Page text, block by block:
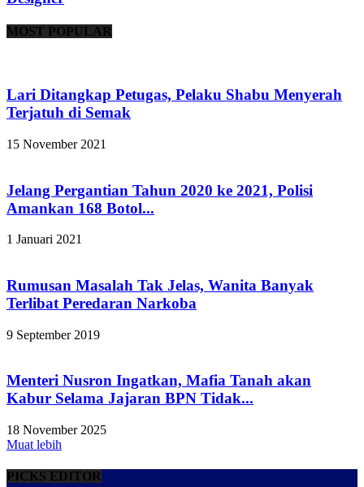
MOST POPULAR
Lari Ditangkap Petugas, Pelaku Shabu Menyerah
Terjatuh di Semak
15 November 2021
Jelang Pergantian Tahun 2020 ke 2021, Polisi
Amankan 168 Botol...
1 Januari 2021
Rumusan Masalah Tak Jelas, Wanita Banyak
Terlibat Peredaran Narkoba
9 September 2019
Menteri Nusron Ingatkan, Mafia Tanah akan
Kabur Selama Jajaran BPN Tidak...
18 November 2025
Muat lebih
PICKS EDITOR